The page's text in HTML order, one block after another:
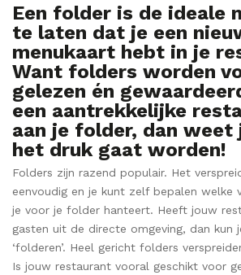
Een folder is de ideale
te laten dat je een
menukaart hebt in je
Want folders worden
gelezen én
een aantrekkelijke
aan je folder, dan weet
het druk gaat worden!
Folders zijn razend populair. Het
eenvoudig en je kunt zelf bepalen welke
je voor je folder hanteert. Heeft jouw
gasten uit de directe omgeving, dan kun
‘folderen’. Heel gericht folders
Is jouw restaurant vooral geschikt voor